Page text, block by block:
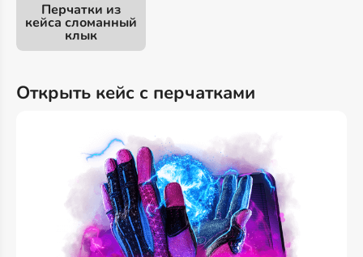
Перчатки из
кейса сломанный
клык
Открыть кейс с перчатками